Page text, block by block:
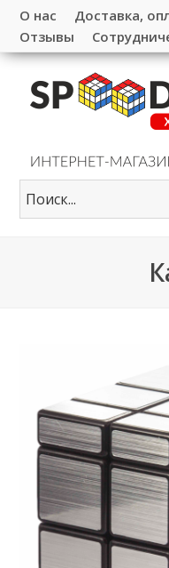
О нас Доставка,
Отзывы